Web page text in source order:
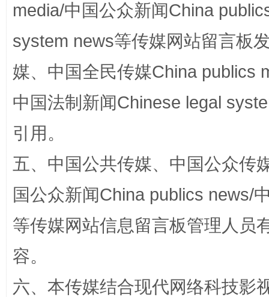
国家大学科技园优化重塑工作
media/中国公众新闻China
system news等传媒网站留言板
媒、中国全民传媒China publics
中国法制新闻Chinese legal
引用。
五、中国公共传媒、中国公众传
国公众新闻China publics news/
等传媒网站信息留言板管理人员
容。
六、本传媒结合现代网络科技影